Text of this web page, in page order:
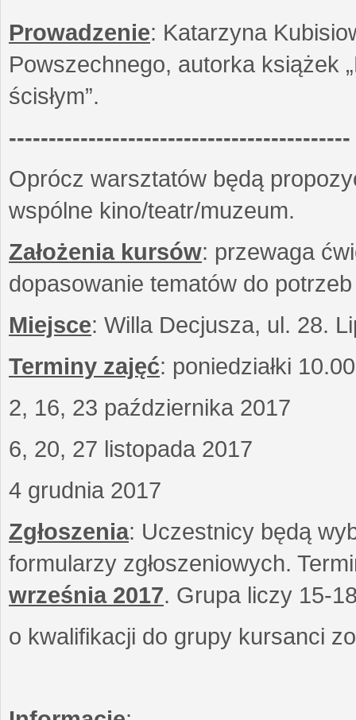
Prowadzenie: Katarzyna
Powszechnego, autorka książek
ścisłym”.
-------------------------------------------
Oprócz warsztatów będą
wspólne kino/teatr/muzeum.
Założenia kursów: przewaga
dopasowanie tematów do
Miejsce: Willa Decjusza, ul. 28.
Terminy zajęć: poniedziałki
2, 16, 23 października 2017
6, 20, 27 listopada 2017
4 grudnia 2017
Zgłoszenia: Uczestnicy będą
formularzy zgłoszeniowych.
września 2017. Grupa liczy 15-
o kwalifikacji do grupy kursanci